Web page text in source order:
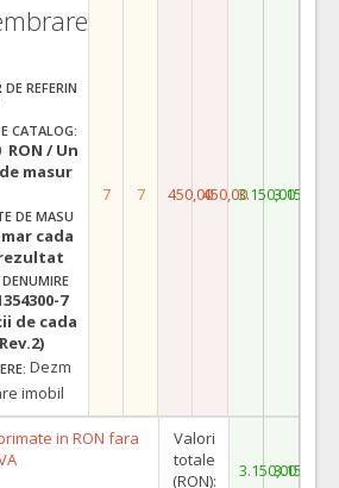
REFERIN
CATALOG:
RON / Un
masur
DE MASU
cada
7
de cada
Dezm
imobil
7 7 450,00450,003.150,003.150,00
in RON fara
Valori
totale
(RON):
3.150,003.150,00